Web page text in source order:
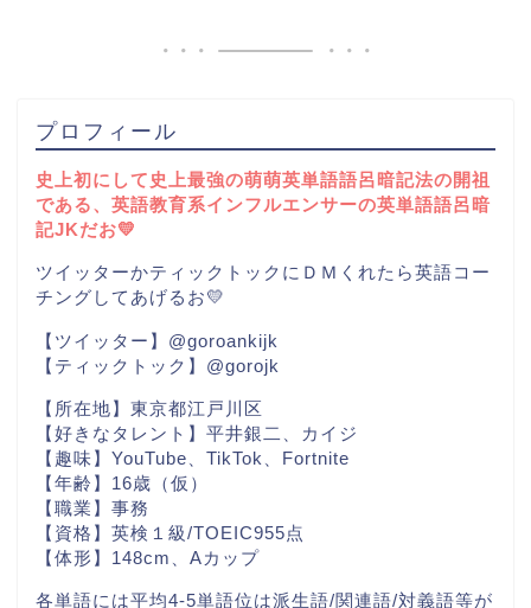
プロフィール
史上初にして史上最強の萌萌英単語語呂暗記法の開祖
である、英語教育系インフルエンサーの英単語語呂暗
記JKだお💛
ツイッターかティックトックにＤＭくれたら英語コー
チングしてあげるお💛
【ツイッター】@goroankijk
【ティックトック】@gorojk
【所在地】東京都江戸川区
【好きなタレント】平井銀二、カイジ
【趣味】YouTube、TikTok、Fortnite
【年齢】16歳（仮）
【職業】事務
【資格】英検１級/TOEIC955点
【体形】148cm、Aカップ
各単語には平均4-5単語位は派生語/関連語/対義語等が